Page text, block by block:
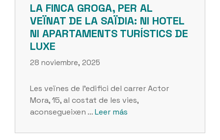
LA FINCA GROGA, PER AL
VEÏNAT DE LA SAÏDIA: NI HOTEL
NI APARTAMENTS TURÍSTICS DE
LUXE
28 noviembre, 2025
Les veïnes de l’edifici del carrer Actor
Mora, 15, al costat de les vies,
aconsegueixen …Leer más